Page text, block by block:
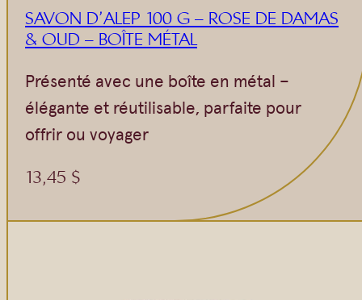
SAVON D’ALEP 100 G – ROSE DE DAMAS
& OUD – BOÎTE MÉTAL
Présenté avec une boîte en métal –
élégante et réutilisable, parfaite pour
offrir ou voyager
13,45 $